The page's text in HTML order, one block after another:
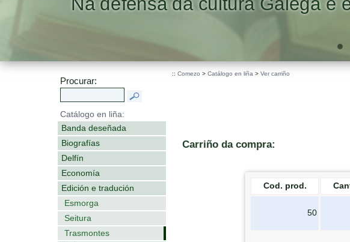
Procurar:
Catálogo en liña:
Banda deseñada
Biografías
Delfín
Economía
Edición e tradución
Esmorga
Seitura
Trasmontes
:: Comezo > Catálogo en liña > Ver carriño
Carriño da compra:
Cod. prod.
50